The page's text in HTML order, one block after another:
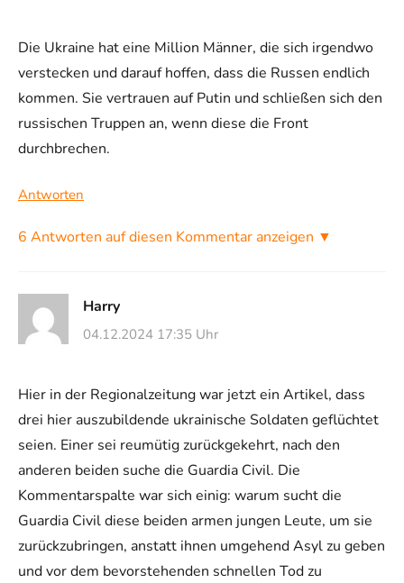
Die Ukraine hat eine Million Männer, die sich irgendwo
verstecken und darauf hoffen, dass die Russen endlich
kommen. Sie vertrauen auf Putin und schließen sich den
russischen Truppen an, wenn diese die Front
durchbrechen.
Antworten
6 Antworten auf diesen Kommentar anzeigen ▼
Harry
04.12.2024 17:35 Uhr
Hier in der Regionalzeitung war jetzt ein Artikel, dass
drei hier auszubildende ukrainische Soldaten geflüchtet
seien. Einer sei reumütig zurückgekehrt, nach den
anderen beiden suche die Guardia Civil. Die
Kommentarspalte war sich einig: warum sucht die
Guardia Civil diese beiden armen jungen Leute, um sie
zurückzubringen, anstatt ihnen umgehend Asyl zu geben
und vor dem bevorstehenden schnellen Tod zu